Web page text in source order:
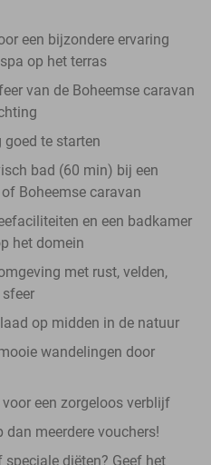
een bijzondere ervaring
op het terras
van de Boheemse caravan
te starten
bad (60 min) bij een
Boheemse caravan
en een badkamer
het domein
met rust, velden,
op midden in de natuur
wandelingen door
een zorgeloos verblijf
meerdere vouchers!
diëten? Geef het